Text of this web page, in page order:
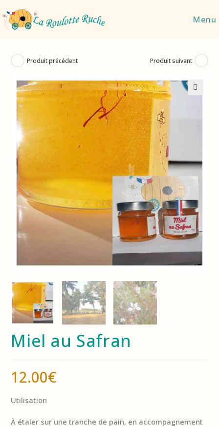
Menu
Produit précédent Produit suivant
Miel au Safran
12.00€
Utilisation
À étaler sur une tranche de pain, en accompagnement